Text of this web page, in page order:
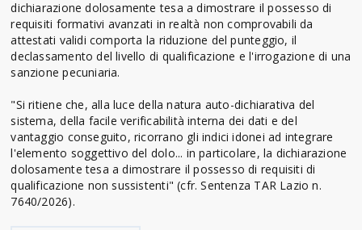
dichiarazione dolosamente tesa a dimostrare il possesso di
requisiti formativi avanzati in realtà non comprovabili da
attestati validi comporta la riduzione del punteggio, il
declassamento del livello di qualificazione e l'irrogazione di una
sanzione pecuniaria.
"Si ritiene che, alla luce della natura auto-dichiarativa del
sistema, della facile verificabilità interna dei dati e del
vantaggio conseguito, ricorrano gli indici idonei ad integrare
l'elemento soggettivo del dolo... in particolare, la dichiarazione
dolosamente tesa a dimostrare il possesso di requisiti di
qualificazione non sussistenti" (cfr. Sentenza TAR Lazio n.
7640/2026).